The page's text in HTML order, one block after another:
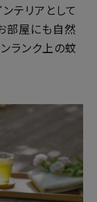
テリアとして
部屋にも自然
ランク上の蚊